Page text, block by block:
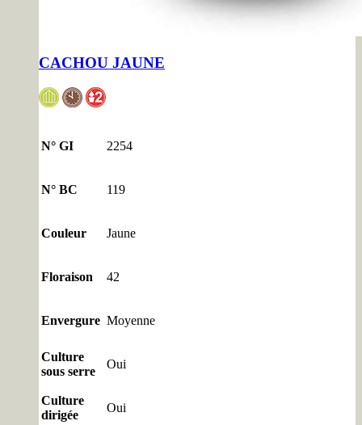
CACHOU JAUNE
N° GI 2254
N° BC 119
Couleur Jaune
Floraison 42
Envergure Moyenne
Culture
sous serre
Oui
Culture
dirigée
Oui